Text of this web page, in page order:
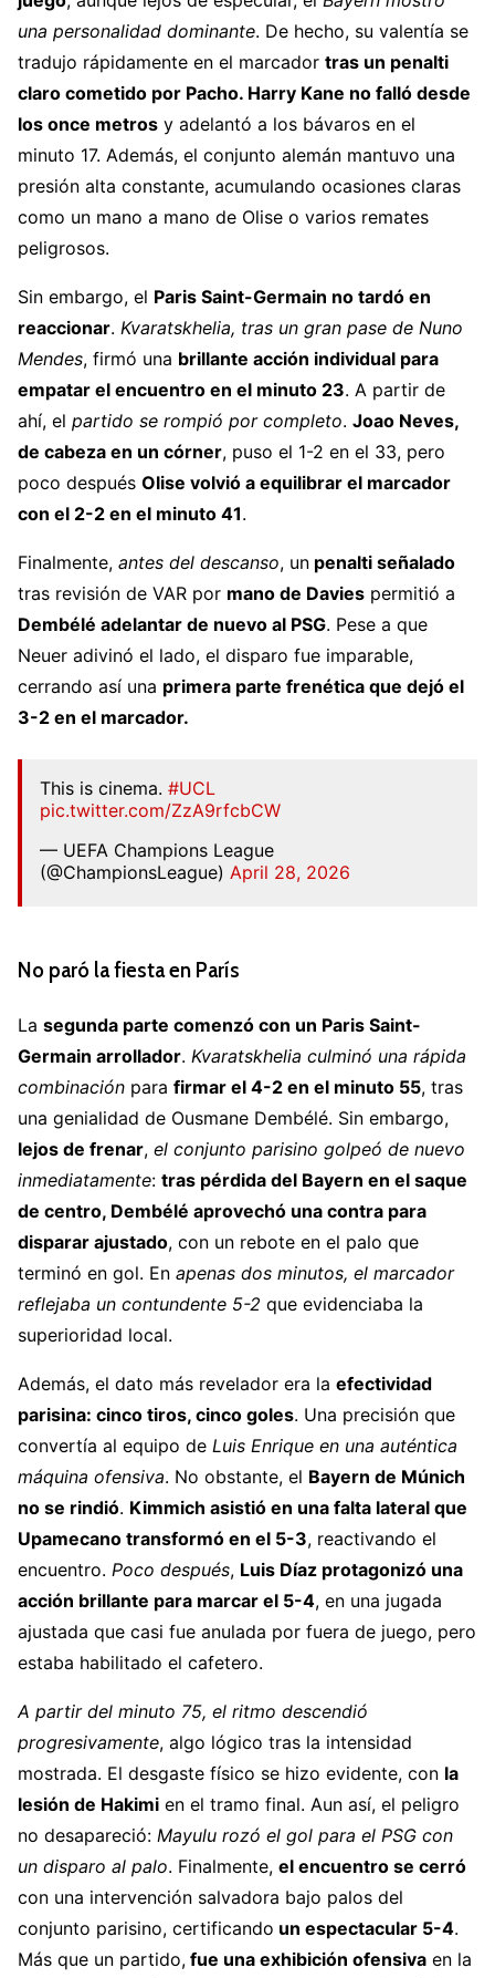
una personalidad dominante. De hecho, su valentía se
tradujo rápidamente en el marcador tras un penalti
claro cometido por Pacho. Harry Kane no falló desde
los once metros y adelantó a los bávaros en el
minuto 17. Además, el conjunto alemán mantuvo una
presión alta constante, acumulando ocasiones claras
como un mano a mano de Olise o varios remates
peligrosos.
Sin embargo, el Paris Saint-Germain no tardó en
reaccionar. Kvaratskhelia, tras un gran pase de Nuno
Mendes, firmó una brillante acción individual para
empatar el encuentro en el minuto 23. A partir de
ahí, el partido se rompió por completo. Joao Neves,
de cabeza en un córner, puso el 1-2 en el 33, pero
poco después Olise volvió a equilibrar el marcador
con el 2-2 en el minuto 41.
Finalmente, antes del descanso, un penalti señalado
tras revisión de VAR por mano de Davies permitió a
Dembélé adelantar de nuevo al PSG. Pese a que
Neuer adivinó el lado, el disparo fue imparable,
cerrando así una primera parte frenética que dejó el
3-2 en el marcador.
This is cinema. #UCL
pic.twitter.com/ZzA9rfcbCW
— UEFA Champions League
(@ChampionsLeague) April 28, 2026
No paró la fiesta en París
La segunda parte comenzó con un Paris Saint-
Germain arrollador. Kvaratskhelia culminó una rápida
combinación para firmar el 4-2 en el minuto 55, tras
una genialidad de Ousmane Dembélé. Sin embargo,
lejos de frenar, el conjunto parisino golpeó de nuevo
inmediatamente: tras pérdida del Bayern en el saque
de centro, Dembélé aprovechó una contra para
disparar ajustado, con un rebote en el palo que
terminó en gol. En apenas dos minutos, el marcador
reflejaba un contundente 5-2 que evidenciaba la
superioridad local.
Además, el dato más revelador era la efectividad
parisina: cinco tiros, cinco goles. Una precisión que
convertía al equipo de Luis Enrique en una auténtica
máquina ofensiva. No obstante, el Bayern de Múnich
no se rindió. Kimmich asistió en una falta lateral que
Upamecano transformó en el 5-3, reactivando el
encuentro. Poco después, Luis Díaz protagonizó una
acción brillante para marcar el 5-4, en una jugada
ajustada que casi fue anulada por fuera de juego, pero
estaba habilitado el cafetero.
A partir del minuto 75, el ritmo descendió
progresivamente, algo lógico tras la intensidad
mostrada. El desgaste físico se hizo evidente, con la
lesión de Hakimi en el tramo final. Aun así, el peligro
no desapareció: Mayulu rozó el gol para el PSG con
un disparo al palo. Finalmente, el encuentro se cerró
con una intervención salvadora bajo palos del
conjunto parisino, certificando un espectacular 5-4.
Más que un partido, fue una exhibición ofensiva en la